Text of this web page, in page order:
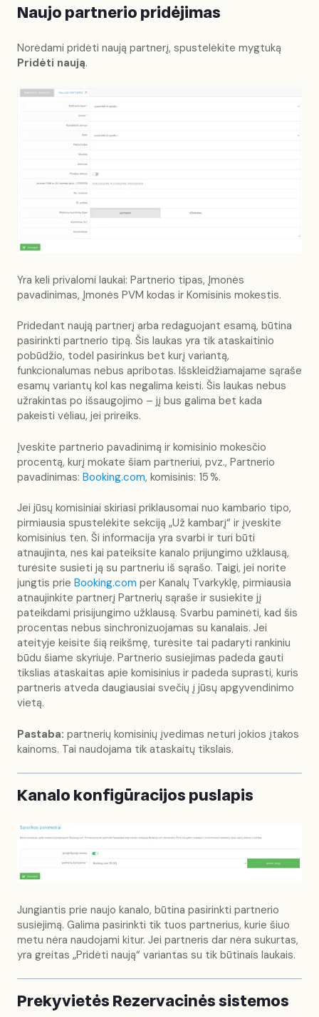
Naujo partnerio pridėjimas
Norėdami pridėti naują partnerį, spustelėkite mygtuką
Pridėti naują.
Yra keli privalomi laukai: Partnerio tipas, Įmonės
pavadinimas, Įmonės PVM kodas ir Komisinis mokestis.
Pridedant naują partnerį arba redaguojant esamą, būtina
pasirinkti partnerio tipą. Šis laukas yra tik ataskaitinio
pobūdžio, todėl pasirinkus bet kurį variantą,
funkcionalumas nebus apribotas. Išskleidžiamajame sąraše
esamų variantų kol kas negalima keisti. Šis laukas nebus
užrakintas po išsaugojimo – jį bus galima bet kada
pakeisti vėliau, jei prireiks.
Įveskite partnerio pavadinimą ir komisinio mokesčio
procentą, kurį mokate šiam partneriui, pvz., Partnerio
pavadinimas: Booking.com, komisinis: 15 %.
Jei jūsų komisiniai skiriasi priklausomai nuo kambario tipo,
pirmiausia spustelėkite sekciją „Už kambarį“ ir įveskite
komisinius ten. Ši informacija yra svarbi ir turi būti
atnaujinta, nes kai pateiksite kanalo prijungimo užklausą,
turėsite susieti ją su partneriu iš sąrašo. Taigi, jei norite
jungtis prie Booking.com per Kanalų Tvarkyklę, pirmiausia
atnaujinkite partnerį Partnerių sąraše ir susiekite jį
pateikdami prisijungimo užklausą. Svarbu paminėti, kad šis
procentas nebus sinchronizuojamas su kanalais. Jei
ateityje keisite šią reikšmę, turėsite tai padaryti rankiniu
būdu šiame skyriuje. Partnerio susiejimas padeda gauti
tikslias ataskaitas apie komisinius ir padeda suprasti, kuris
partneris atveda daugiausiai svečių į jūsų apgyvendinimo
vietą.
Pastaba: partnerių komisinių įvedimas neturi jokios įtakos
kainoms. Tai naudojama tik ataskaitų tikslais.
Kanalo konfigūracijos puslapis
Jungiantis prie naujo kanalo, būtina pasirinkti partnerio
susiejimą. Galima pasirinkti tik tuos partnerius, kurie šiuo
metu nėra naudojami kitur. Jei partneris dar nėra sukurtas,
yra greitas „Pridėti naują“ variantas su tik būtinais laukais.
Prekyvietės Rezervacinės sistemos